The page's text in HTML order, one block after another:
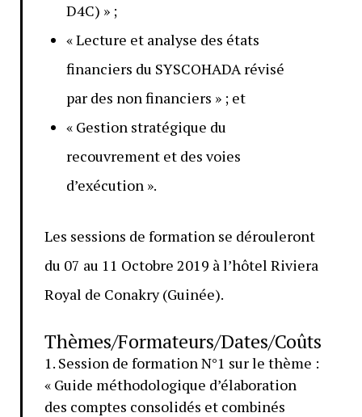
D4C) » ;
« Lecture et analyse des états
financiers du SYSCOHADA révisé
par des non financiers » ; et
« Gestion stratégique du
recouvrement et des voies
d’exécution ».
Les sessions de formation se dérouleront
du 07 au 11 Octobre 2019 à l’hôtel Riviera
Royal de Conakry (Guinée).
Thèmes/Formateurs/Dates/Coûts
1. Session de formation N°1 sur le thème :
« Guide méthodologique d’élaboration
des comptes consolidés et combinés